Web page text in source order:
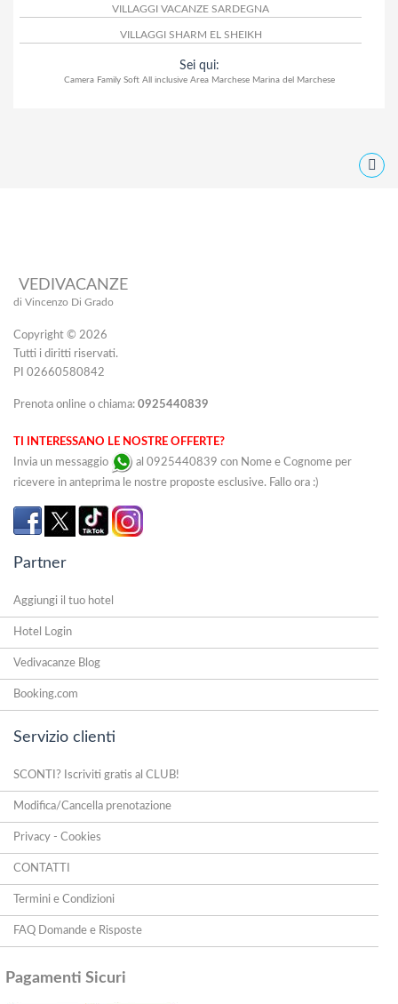
VILLAGGI VACANZE SARDEGNA
VILLAGGI SHARM EL SHEIKH
Sei qui:
Camera Family Soft All inclusive Area Marchese Marina del Marchese
VEDIVACANZE
di Vincenzo Di Grado
Copyright © 2026
Tutti i diritti riservati.
PI 02660580842
Prenota online o chiama: 0925440839
TI INTERESSANO LE NOSTRE OFFERTE?
Invia un messaggio
al 0925440839 con Nome e Cognome per
ricevere in anteprima le nostre proposte esclusive. Fallo ora :)
Partner
Aggiungi il tuo hotel
Hotel Login
Vedivacanze Blog
Booking.com
Servizio clienti
SCONTI? Iscriviti gratis al CLUB!
Modifica/Cancella prenotazione
Privacy - Cookies
CONTATTI
Termini e Condizioni
FAQ Domande e Risposte
Pagamenti Sicuri